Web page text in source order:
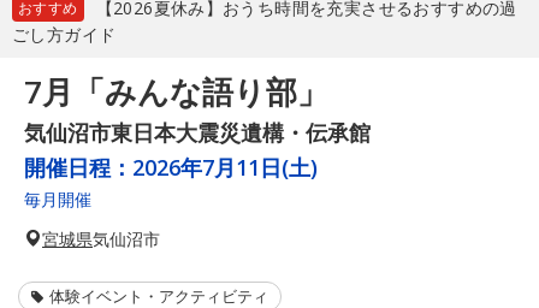
おすすめ
【2026夏休み】おうち時間を充実させるおすすめの過
ごし方ガイド
7月「みんな語り部」
気仙沼市東日本大震災遺構・伝承館
開催日程： 2026年7月11日(土)
毎月開催
宮城県気仙沼市
体験イベント・アクティビティ